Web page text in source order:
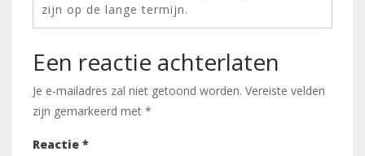
zijn op de lange termijn.
Een reactie achterlaten
Je e-mailadres zal niet getoond worden. Vereiste velden
zijn gemarkeerd met *
Reactie *